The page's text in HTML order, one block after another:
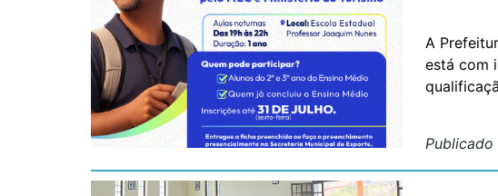
A
está com
Publicado